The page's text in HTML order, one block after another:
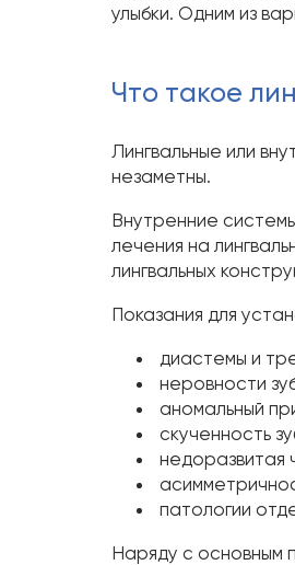
улыбки. Одним из
Что такое
Лингвальные или
незаметны.
Внутренние
лечения на
лингвальных
Показания для
диастемы и
неровности
аномальный
скученность
недоразвитая
патологии
Наряду с основным